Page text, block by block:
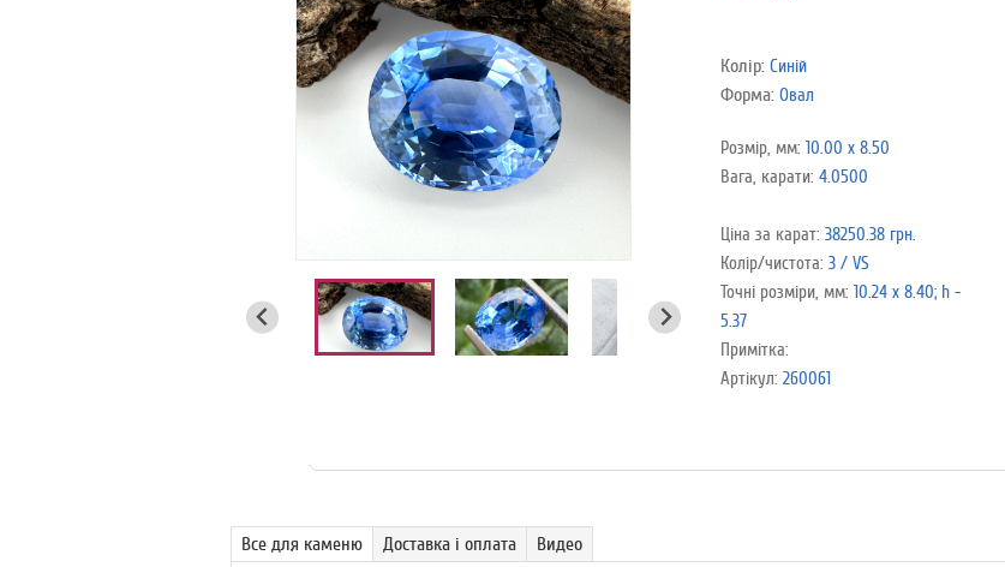
Колір:Синій
Форма:Овал
Розмір, мм:10.00 x 8.50
Вага, карати:4.0500
Ціна за карат:38250.38 грн.
Колір/чистота:3 / VS
Точні розміри, мм:10.24 х 8.40; h -
5.37
Примітка:
Артікул:260061
Все для каменю Доставка і оплата Видео